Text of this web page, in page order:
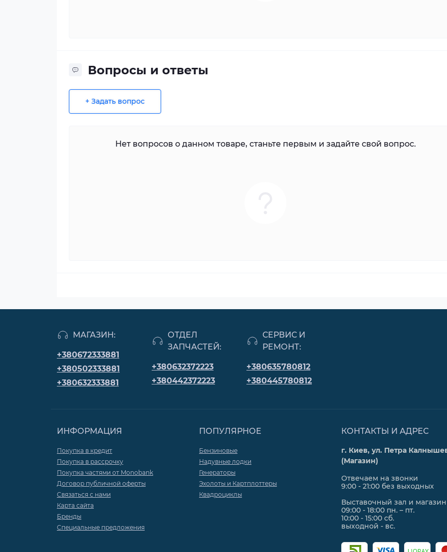
Вопросы и ответы
+ Задать вопрос
Нет вопросов о данном товаре, станьте первым и задайте свой вопрос.
МАГАЗИН:
+380672333881
+380502333881
+380632333881
ОТДЕЛ
ЗАПЧАСТЕЙ:
+380632372223
+380442372223
СЕРВИС И
РЕМОНТ:
+380635780812
+380445780812
ИНФОРМАЦИЯ
Покупка в кредит
Покупка в рассрочку
Покупка частями от Monobank
Договор публичной оферты
Связаться с нами
Карта сайта
Бренды
Специальные предложения
ПОПУЛЯРНОЕ
Бензиновые
Надувные лодки
Генераторы
Эхолоты и Картплоттеры
Квадроциклы
КОНТАКТЫ И АДРЕС
г. Киев, ул. Петра
(Магазин)
Отвечаем на звонки
9:00 - 21:00 без выходных
Выставочный зал и магазин
09:00 - 18:00 пн. – пт.
10:00 - 15:00 сб.
выходной - вс.